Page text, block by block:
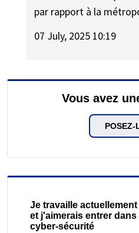
par rapport à la
07 July, 2025 10:19
Vous avez
POSEZ-
Je travaille
et j'aimerais entrer
cyber-sécurité